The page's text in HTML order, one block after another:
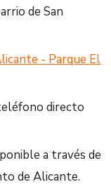
de San
- Parque El
directo
a través de
de Alicante.